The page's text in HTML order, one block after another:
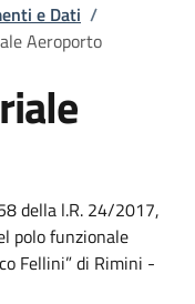
e Dati /
Aeroporto
della l.R. 24/2017,
polo funzionale
Fellini” di Rimini -